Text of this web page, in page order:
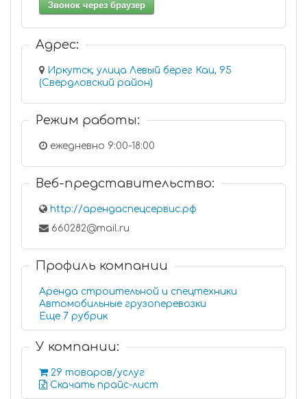
Звонок через браузер
Адрес:
Иркутск, улица Левый берег Каи, 95
(Свердловский район)
Режим работы:
ежедневно 9:00-18:00
Веб-представительство:
http://арендаспецсервис.рф
660282@mail.ru
Профиль компании
Аренда строительной и спецтехники
Автомобильные грузоперевозки
Еще 7 рубрик
У компании:
29 товаров/услуг
Скачать прайс-лист